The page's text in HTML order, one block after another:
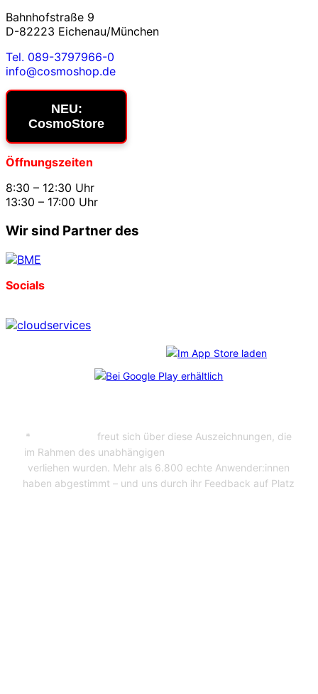
Bahnhofstraße 9
D-82223 Eichenau/München
Tel. 089-3797966-0
info@cosmoshop.de
NEU:
CosmoStore
Öffnungszeiten
8:30 – 12:30 Uhr
13:30 – 17:00 Uhr
Wir sind Partner des
Socials
*
freut sich über diese Auszeichnungen, die
im Rahmen des unabhängigen
verliehen wurden. Mehr als 6.800 echte Anwender:innen
haben abgestimmt – und uns durch ihr Feedback auf Platz